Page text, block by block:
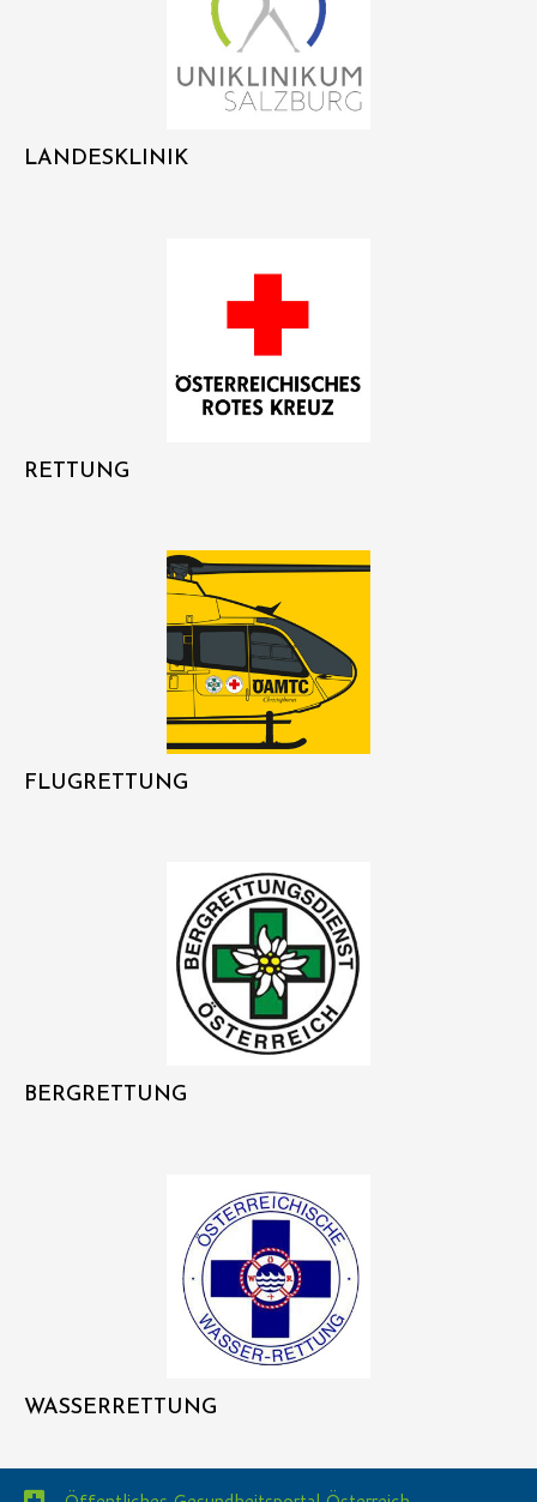
LANDESKLINIK
RETTUNG
FLUGRETTUNG
BERGRETTUNG
WASSERRETTUNG